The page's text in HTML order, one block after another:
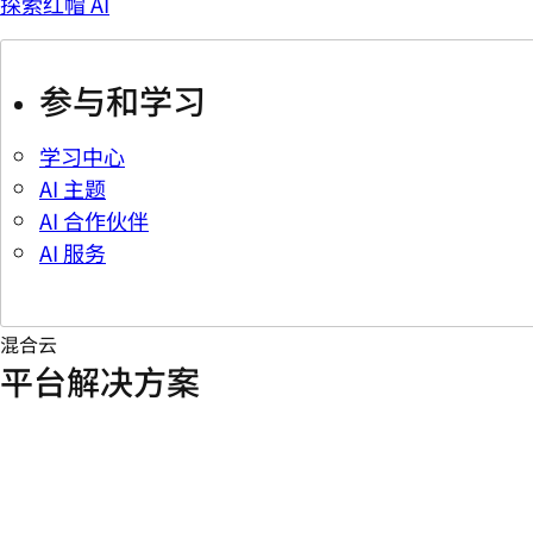
参与和学习
学习中心
AI 主题
AI 合作伙伴
AI 服务
混合云
平台解决方案